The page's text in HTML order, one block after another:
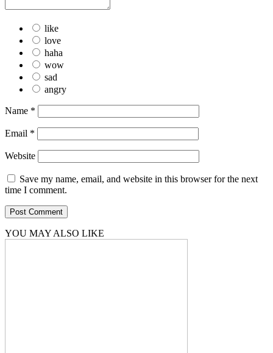
like
love
haha
wow
sad
angry
Name *
Email *
Website
Save my name, email, and website in this browser for the next
time I comment.
YOU MAY ALSO LIKE